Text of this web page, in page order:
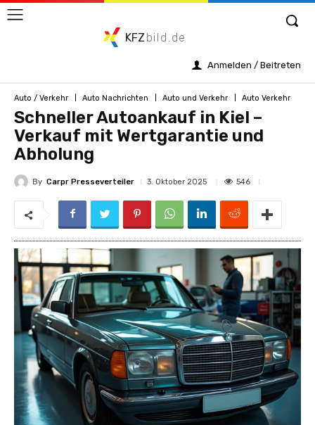
KFZ bild.de
Anmelden / Beitreten
Auto / Verkehr Auto Nachrichten Auto und Verkehr Auto Verkehr
Schneller Autoankauf in Kiel –
Verkauf mit Wertgarantie und
Abholung
By Carpr Presseverteiler 3. Oktober 2025 546